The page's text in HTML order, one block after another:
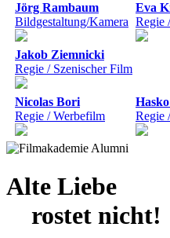
Jörg Rambaum
Bildgestaltung/Kamera
Eva
Regie
Jakob Ziemnicki
Regie / Szenischer Film
Nicolas Bori
Regie / Werbefilm
Regie
Alte Liebe
rostet nicht!